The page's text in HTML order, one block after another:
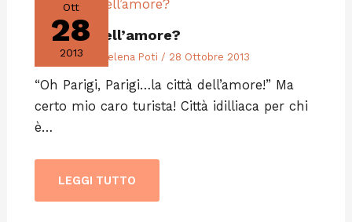
Ott
28
2013
La città dell’amore?
Editoriali/ Di Selena Poti / 28 Ottobre 2013
“Oh Parigi, Parigi…la città dell’amore!” Ma
certo mio caro turista! Città idilliaca per chi
è…
LEGGI TUTTO